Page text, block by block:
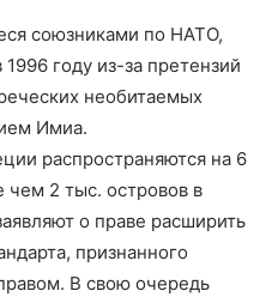
союзниками по НАТО,
году из-за претензий
необитаемых
Имиа.
распространяются на 6
чем 2 тыс. островов в
о праве расширить
признанного
В свою очередь